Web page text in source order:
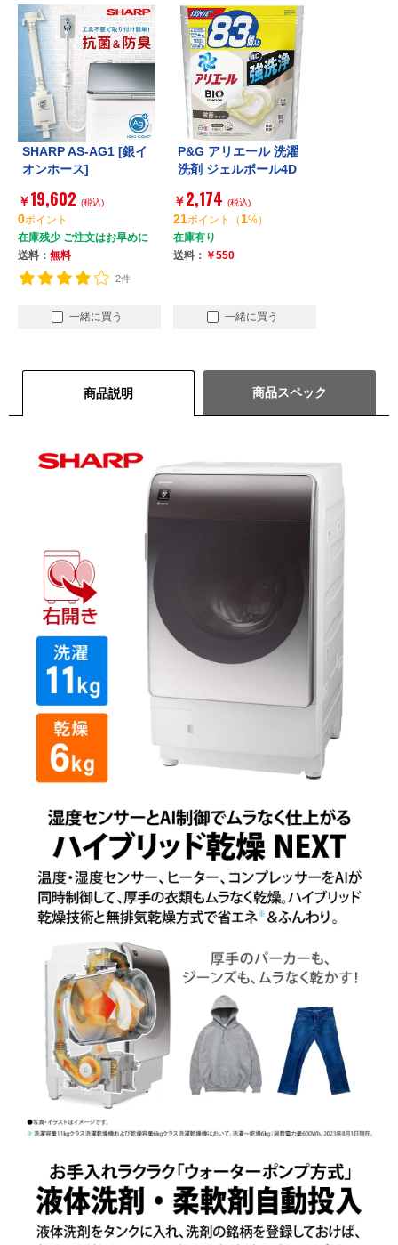
SHARP AS-AG1 [銀イ
オンホース]
￥19,602 (税込)
0ポイント
在庫残少 ご注文はお早めに
送料： 無料
2件
一緒に買う
P&G アリエール 洗濯
洗剤 ジェルボール4D
ャンボ 83個
￥2,174 (税込)
21ポイント （ 1%）
在庫有り
送料： ￥550
一緒に買う
商品説明 商品スペック